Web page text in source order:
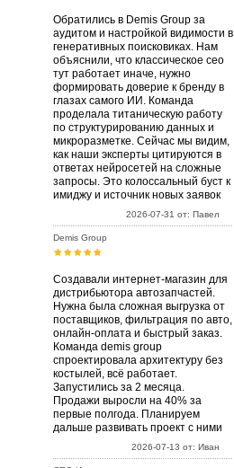
Обратились в Demis Group за
аудитом и настройкой видимости в
генеративных поисковиках. Нам
объяснили, что классическое сео
тут работает иначе, нужно
формировать доверие к бренду в
глазах самого ИИ. Команда
проделала титаническую работу
по структурированию данных и
микроразметке. Сейчас мы видим,
как наши эксперты цитируются в
ответах нейросетей на сложные
запросы. Это колоссальный буст к
имиджу и источник новых заявок
2026-07-31 от: Павел
Demis Group
Создавали интернет-магазин для
дистрибьютора автозапчастей.
Нужна была сложная выгрузка от
поставщиков, фильтрация по авто,
онлайн-оплата и быстрый заказ.
Команда demis group
спроектировала архитектуру без
костылей, всё работает.
Запустились за 2 месяца.
Продажи выросли на 40% за
первые полгода. Планируем
дальше развивать проект с ними
2026-07-13 от: Иван